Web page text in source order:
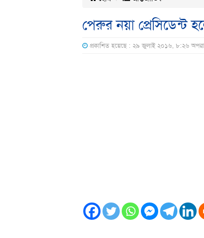
পেরুর নয়া প্রেসিডেন্ট
প্রকাশিত হয়েছে : ২৯ জুলাই ২০১৬, ৮:২৬